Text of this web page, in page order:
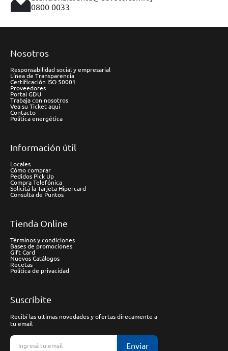
0800 0033
Nosotros
Responsabilidad social y empresarial
Línea de Transparencia
Certificación ISO 50001
Proveedores
Portal GDU
Trabaja con nosotros
Vea su Ticket aquí
Contacto
Política energética
Información útil
Locales
Cómo comprar
Pedidos Pick Up
Compra Telefónica
Solicitá la Tarjeta Hipercard
Consulta de Puntos
Tienda Online
Términos y condiciones
Bases de promociones
Gift Card
Nuevos Catálogos
Recetas
Política de privacidad
Suscríbite
Recibí las ultimas novedades y ofertas direcamente a
tu email
Enviar